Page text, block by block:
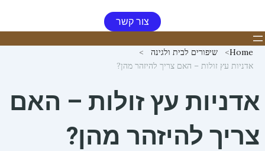
צור קשר
Home
שיפורים לבית ולגינה
אדניות עץ זולות – האם צריך להיזהר מהן?
אדניות עץ זולות – האם
צריך להיזהר מהן?